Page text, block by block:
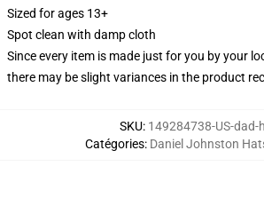
Sized for ages 13+
Spot clean with damp cloth
Since every item is made just for you by your
there may be slight variances in the product
SKU: 149284738-US-dad-
Catégories: Daniel Johnston